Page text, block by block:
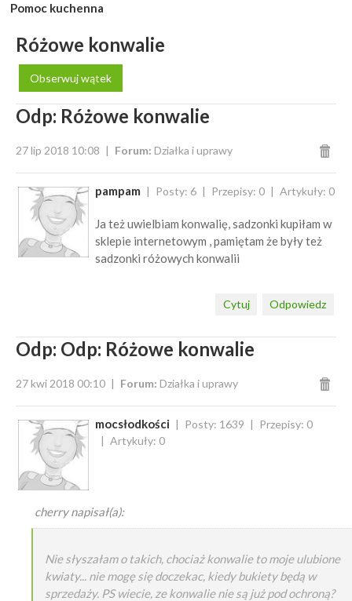
Pomoc kuchenna
Różowe konwalie
Obserwuj wątek
Odp: Różowe konwalie
27 lip 2018 10:08 Forum: Działka i uprawy
pampam Posty: 6 Przepisy: 0 Artykuły: 0
Ja też uwielbiam konwalię, sadzonki kupiłam w
sklepie internetowym , pamiętam że były też
sadzonki różowych konwalii
Odpowiedz
Cytuj
Odp: Odp: Różowe konwalie
27 kwi 2018 00:10 Forum: Działka i uprawy
mocsłodkości Posty: 1639
Przepisy: 0
Artykuły: 0
cherry napisał(a):
Nie słyszałam o takich, chociaż konwalie to moje ulubione
kwiaty... nie mogę się doczekac, kiedy bukiety będą w
sprzedaży. PS wiecie, ze konwalie nie są już pod ochroną?